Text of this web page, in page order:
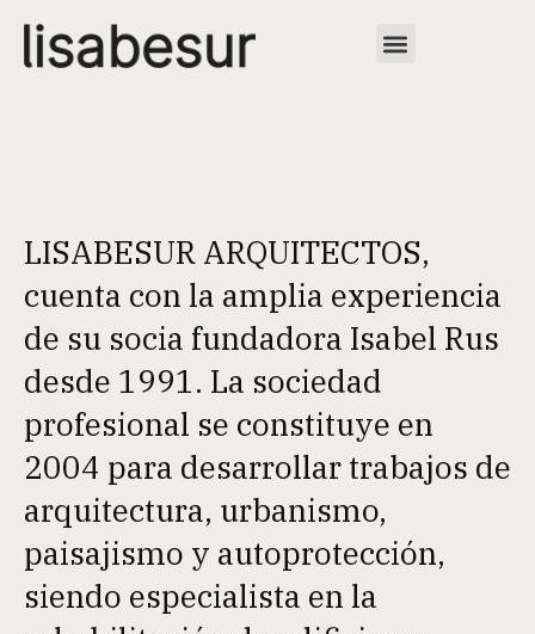
LISABESUR ARQUITECTOS,
cuenta con la amplia experiencia
de su socia fundadora Isabel Rus
desde 1991. La sociedad
profesional se constituye en
2004 para desarrollar trabajos de
arquitectura, urbanismo,
paisajismo y autoprotección,
siendo especialista en la